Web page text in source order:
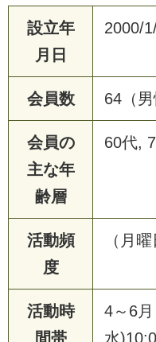
設立年
月日
2000/
会員数 64（
会員の
主な年
齢層
60代,
活動頻
度
（月
活動時
間帯
4～6月
水